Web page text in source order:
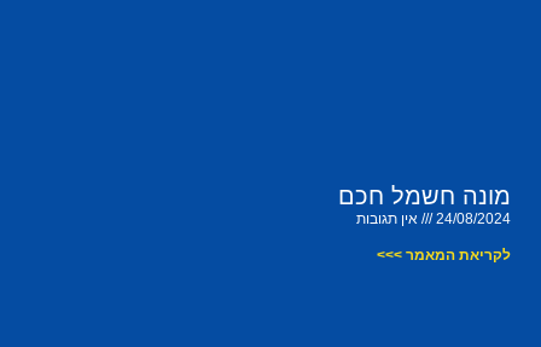
מונה חשמל חכם
24/08/2024 אין תגובות
לקריאת המאמר >>>